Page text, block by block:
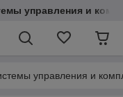
управления и
управления и